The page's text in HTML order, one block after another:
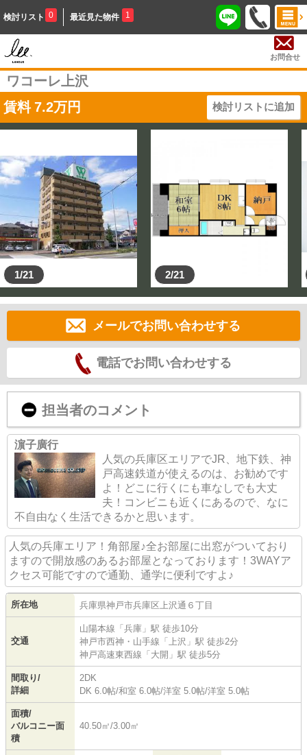
検討リスト 0 最近見た物件 1
お問合せ
ワコーレ上沢
賃料 7.2万円 検討リストに追加
1/21 2/21
メールでお問い合わせする
電話でお問い合わせする
担当者のコメント
濵子廣行
人気の兵庫区エリアでJR、地下鉄、神
戸高速鉄道が使えるのは、お勧めです
よ！どこに行くにも車なしでも大丈
夫！コンビニも近くにあるので、なに
不自由なく生活できるかと思います。
人気の兵庫エリア！角部屋♪全お部屋に出窓がついており
ますので開放感のあるお部屋となっております！3WAYア
クセス可能ですので通勤、通学に便利ですよ♪
所在地 兵庫県神戸市兵庫区上沢通 ６丁目
交通
山陽本線 「 兵庫 」駅 徒歩10分
神戸市西神・山手線 「 上沢 」駅 徒歩2分
神戸高速東西線 「 大開 」駅 徒歩5分
間取り/
詳細
2DK
DK 6.0帖/和室 6.0帖/洋室 5.0帖/洋室 5.0帖
面積/
バルコニー面
積
40.50㎡/3.00㎡